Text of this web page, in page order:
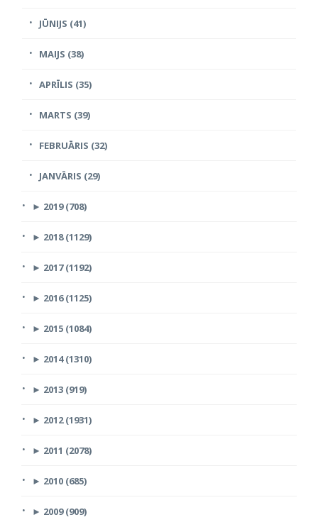
JŪNIJS (41)
MAIJS (38)
APRĪLIS (35)
MARTS (39)
FEBRUĀRIS (32)
JANVĀRIS (29)
► 2019 (708)
► 2018 (1129)
► 2017 (1192)
► 2016 (1125)
► 2015 (1084)
► 2014 (1310)
► 2013 (919)
► 2012 (1931)
► 2011 (2078)
► 2010 (685)
► 2009 (909)